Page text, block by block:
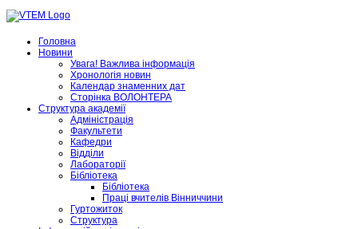
Головна
Новини
Увага! Важлива інформація
Хронологія новин
Календар знаменних дат
Сторінка ВОЛОНТЕРА
Структура академії
Адміністрація
Факультети
Кафедри
Відділи
Лабораторії
Бібліотека
Бібліотека
Праці вчителів Вінниччини
Гуртожиток
Структура